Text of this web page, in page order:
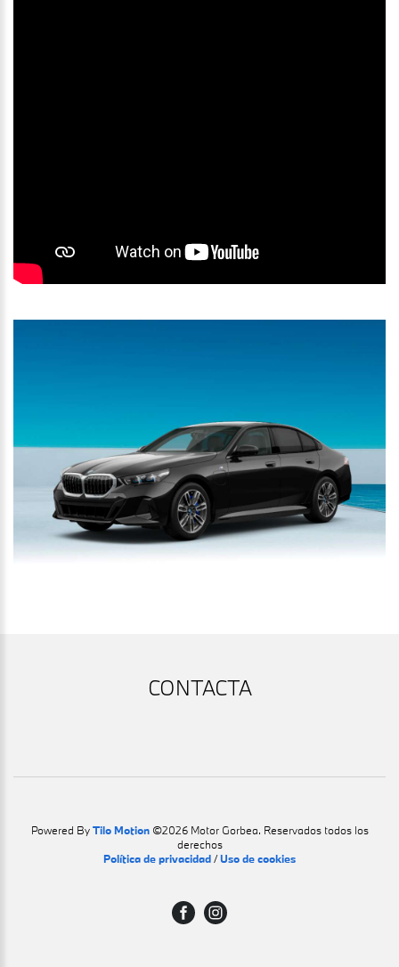
CONTACTA
Powered ByTilo Motion©2026 Motor Gorbea. Reservados todos los
derechos
Política de privacidad/Uso de cookies